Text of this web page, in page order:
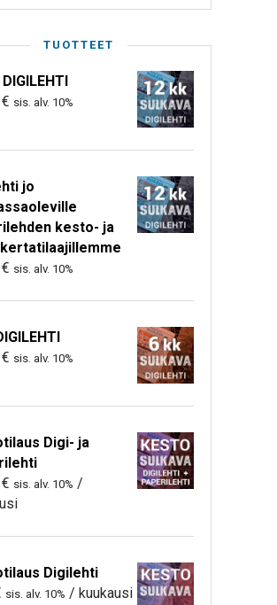
TUOTTEET
€ sis. alv. 10%
jo
kesto- ja
€ sis. alv. 10%
€ sis. alv. 10%
Digi- ja
€ sis. alv. 10% /
Digilehti
sis. alv. 10% / kuukausi